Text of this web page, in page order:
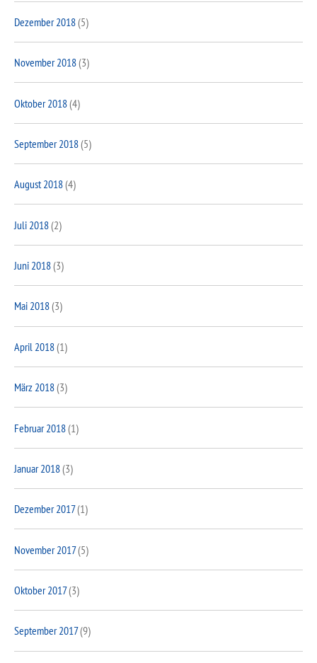
Dezember 2018(5)
November 2018(3)
Oktober 2018(4)
September 2018(5)
August 2018(4)
Juli 2018(2)
Juni 2018(3)
Mai 2018(3)
April 2018(1)
März 2018(3)
Februar 2018(1)
Januar 2018(3)
Dezember 2017(1)
November 2017(5)
Oktober 2017(3)
September 2017(9)